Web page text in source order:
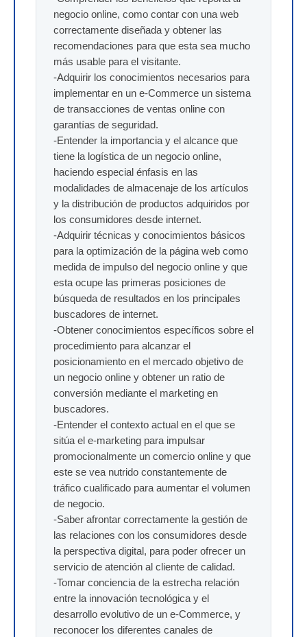
negocio online, como contar con una web
correctamente diseñada y obtener las
recomendaciones para que esta sea mucho
más usable para el visitante.
-Adquirir los conocimientos necesarios para
implementar en un e-Commerce un sistema
de transacciones de ventas online con
garantías de seguridad.
-Entender la importancia y el alcance que
tiene la logística de un negocio online,
haciendo especial énfasis en las
modalidades de almacenaje de los artículos
y la distribución de productos adquiridos por
los consumidores desde internet.
-Adquirir técnicas y conocimientos básicos
para la optimización de la página web como
medida de impulso del negocio online y que
esta ocupe las primeras posiciones de
búsqueda de resultados en los principales
buscadores de internet.
-Obtener conocimientos específicos sobre el
procedimiento para alcanzar el
posicionamiento en el mercado objetivo de
un negocio online y obtener un ratio de
conversión mediante el marketing en
buscadores.
-Entender el contexto actual en el que se
sitúa el e-marketing para impulsar
promocionalmente un comercio online y que
este se vea nutrido constantemente de
tráfico cualificado para aumentar el volumen
de negocio.
-Saber afrontar correctamente la gestión de
las relaciones con los consumidores desde
la perspectiva digital, para poder ofrecer un
servicio de atención al cliente de calidad.
-Tomar conciencia de la estrecha relación
entre la innovación tecnológica y el
desarrollo evolutivo de un e-Commerce, y
reconocer los diferentes canales de